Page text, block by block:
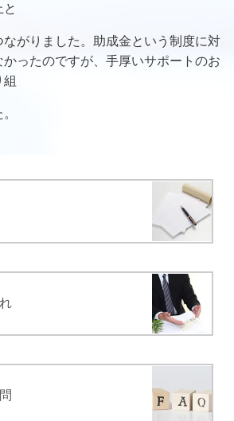
がりました。助成金という制度に対
ったのですが、手厚いサポートのお
組